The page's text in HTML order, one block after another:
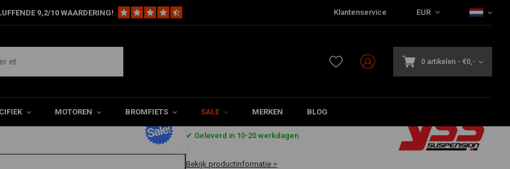
9,2/10 WAARDERING! Klantenservice EUR
0 artikelen - €0,-
MOTOREN BROMFIETS SALE MERKEN BLOG
Shocks GSF 1200 Bandit 96-00
00
€376,73 €470,91
✔ Geleverd in 10-20 werkdagen
Bekijk productinformatie >